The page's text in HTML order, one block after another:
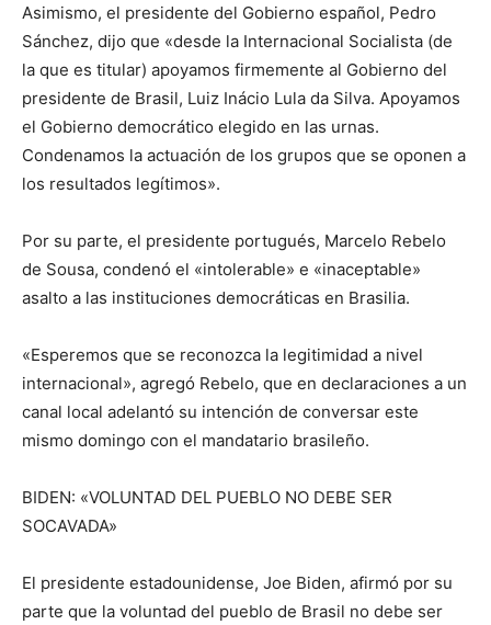
Asimismo, el presidente del Gobierno español, Pedro
Sánchez, dijo que «desde la Internacional Socialista (de
la que es titular) apoyamos firmemente al Gobierno del
presidente de Brasil, Luiz Inácio Lula da Silva. Apoyamos
el Gobierno democrático elegido en las urnas.
Condenamos la actuación de los grupos que se oponen a
los resultados legítimos».
Por su parte, el presidente portugués, Marcelo Rebelo
de Sousa, condenó el «intolerable» e «inaceptable»
asalto a las instituciones democráticas en Brasilia.
«Esperemos que se reconozca la legitimidad a nivel
internacional», agregó Rebelo, que en declaraciones a un
canal local adelantó su intención de conversar este
mismo domingo con el mandatario brasileño.
BIDEN: «VOLUNTAD DEL PUEBLO NO DEBE SER
SOCAVADA»
El presidente estadounidense, Joe Biden, afirmó por su
parte que la voluntad del pueblo de Brasil no debe ser